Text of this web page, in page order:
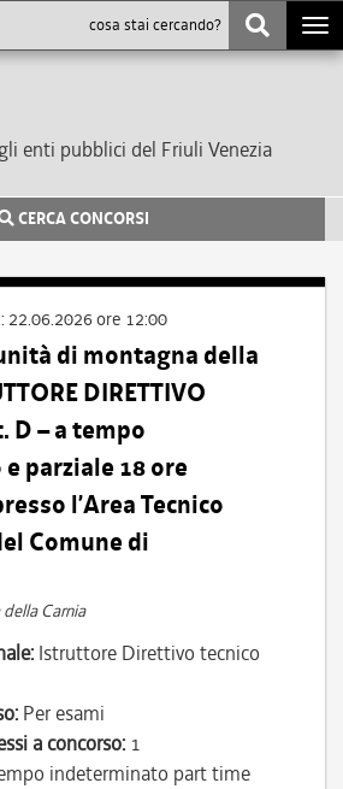
enti pubblici del Friuli Venezia
CERCA CONCORSI
22.06.2026 ore 12:00
di montagna della
DIRETTIVO
D – a tempo
parziale 18 ore
l’Area Tecnico
Comune di
Carnia
Istruttore Direttivo tecnico
Per esami
a concorso: 1
indeterminato part time